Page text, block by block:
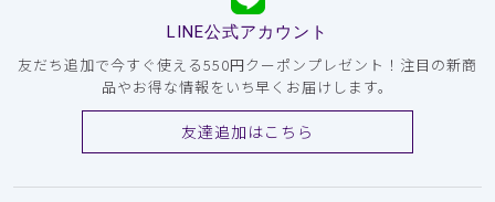
LINE公式アカウント
友だち追加で今すぐ使える550円クーポンプレゼント！注目の新商
品やお得な情報をいち早くお届けします。
友達追加はこちら